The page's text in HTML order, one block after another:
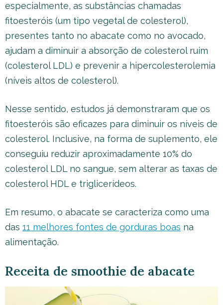
especialmente, as substâncias chamadas
fitoesteróis (um tipo vegetal de colesterol),
presentes tanto no abacate como no avocado,
ajudam a diminuir a absorção de colesterol ruim
(colesterol LDL) e prevenir a hipercolesterolemia
(níveis altos de colesterol).
Nesse sentido, estudos já demonstraram que os
fitoesteróis são eficazes para diminuir os níveis de
colesterol. Inclusive, na forma de suplemento, ele
conseguiu reduzir aproximadamente 10% do
colesterol LDL no sangue, sem alterar as taxas de
colesterol HDL e triglicerídeos.
Em resumo, o abacate se caracteriza como uma
das 11 melhores fontes de gorduras boas na
alimentação.
Receita de smoothie de abacate